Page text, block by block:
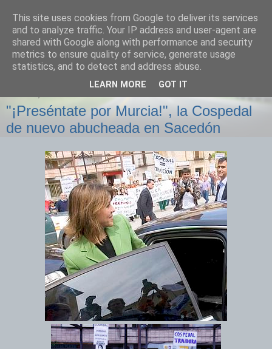
Izquierda Plural
Desde Cuenca para el mundo
"¡Preséntate por Murcia!", la Cospedal
de nuevo abucheada en Sacedón
This site uses cookies from Google to deliver its services
and to analyze traffic. Your IP address and user-agent are
shared with Google along with performance and security
metrics to ensure quality of service, generate usage
statistics, and to detect and address abuse.
LEARN MORE GOT IT